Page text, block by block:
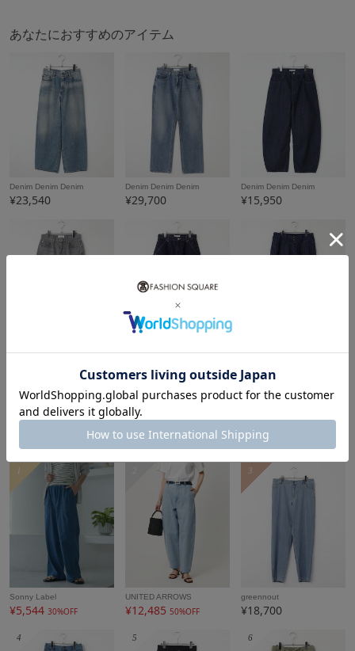
あなたにおすすめのアイテム
Denim Denim Denim
¥23,540
Denim Denim Denim
¥29,700
Denim Denim Denim
¥15,950
Denim Denim Denim Denim Denim Denim
¥17,820
Denim Denim Denim
¥20,900
もっと見る
レディースデニムパンツランキング
1
Sonny Label
¥5,544 30%OFF
UNITED ARROWS
¥12,48550%OFF
3
greennout
¥18,700
4 5 6